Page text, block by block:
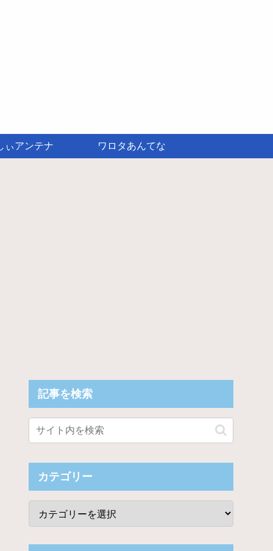
ぃアンテナ ワロタあんてな
記事を検索
カテゴリー